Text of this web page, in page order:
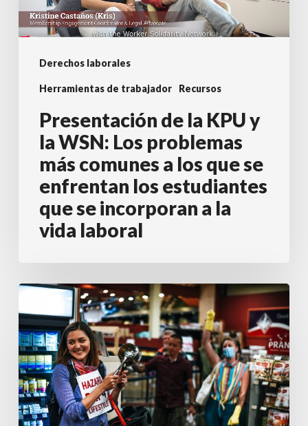
Derechos laborales
Herramientas de trabajador Recursos
la
WSN:
problemas
más
comunes
que
enfrentan
incorporan
a
la
vida
laboral
Presentación de la KPU y
la WSN: Los problemas
más comunes a los que se
enfrentan los estudiantes
que se incorporan a la
vida laboral
Activistas
laboristas
interrumpen
una
tienda
de
comestibles